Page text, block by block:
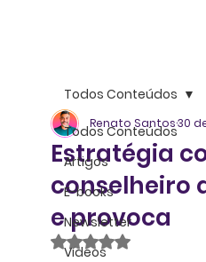
Todos Conteúdos
Artigos
E-books
Newsletter
Vídeos
Todos Conteúdos
Estratégia
conselheiro
e provoca
Renato Santos30
Avaliado com NaN